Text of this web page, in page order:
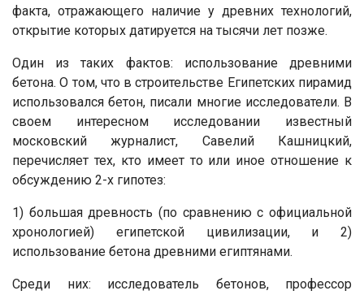
факта, отражающего наличие у древних технологий,
открытие которых датируется на тысячи лет позже.
Один из таких фактов: использование древними
бетона. О том, что в строительстве Египетских пирамид
использовался бетон, писали многие исследователи. В
своем интересном исследовании известный
московский журналист, Савелий Кашницкий,
перечисляет тех, кто имеет то или иное отношение к
обсуждению 2-х гипотез:
1) большая древность (по сравнению с официальной
хронологией) египетской цивилизации, и 2)
использование бетона древними египтянами.
Среди них: исследователь бетонов, профессор